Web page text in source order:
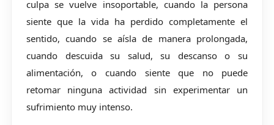
culpa se vuelve insoportable, cuando la persona
siente que la vida ha perdido completamente el
sentido, cuando se aísla de manera prolongada,
cuando descuida su salud, su descanso o su
alimentación, o cuando siente que no puede
retomar ninguna actividad sin experimentar un
sufrimiento muy intenso.